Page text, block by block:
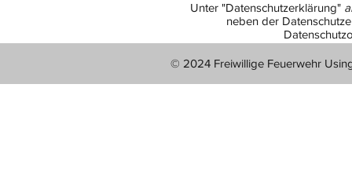
Unter "Datenschutzerklärung"
neben der
© 2024 Freiwillige Feuerwehr